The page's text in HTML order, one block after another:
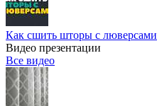
Как сшить шторы с люверсами
Видео презентации
Все видео